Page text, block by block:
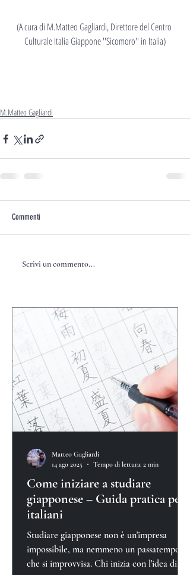
(A cura di M.Matteo Gagliardi, Direttore del Centro
Culturale Italia Giappone ''Sicomoro'' in Italia)
M.Matteo Gagliardi
Commenti
Scrivi un commento...
Come iniziare a studiare
giapponese – Guida pratica per
italiani
Studiare giapponese non è un'impresa
impossibile, ma nemmeno un passatempo
che si improvvisa. Chi inizia con l'idea di
Matteo Gagliardi
14 ago 2025
Tempo di lettura: 2 min